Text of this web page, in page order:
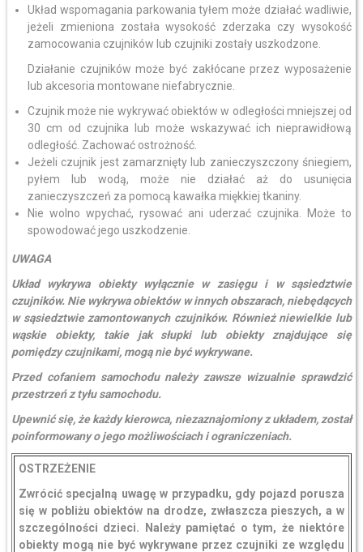
Układ wspomagania parkowania tyłem może działać wadliwie,
jeżeli zmieniona została wysokość zderzaka czy wysokość
zamocowania czujników lub czujniki zostały uszkodzone.
Działanie czujników może być zakłócane przez wyposażenie
lub akcesoria montowane niefabrycznie.
Czujnik może nie wykrywać obiektów w odległości mniejszej od
30 cm od czujnika lub może wskazywać ich nieprawidłową
odległość. Zachować ostrożność.
Jeżeli czujnik jest zamarznięty lub zanieczyszczony śniegiem,
pyłem lub wodą, może nie działać aż do usunięcia
zanieczyszczeń za pomocą kawałka miękkiej tkaniny.
Nie wolno wpychać, rysować ani uderzać czujnika. Może to
spowodować jego uszkodzenie.
UWAGA
Układ wykrywa obiekty wyłącznie w zasięgu i w sąsiedztwie
czujników. Nie wykrywa obiektów w innych obszarach, niebędących
w sąsiedztwie zamontowanych czujników. Również niewielkie lub
wąskie obiekty, takie jak słupki lub obiekty znajdujące się
pomiędzy czujnikami, mogą nie być wykrywane.
Przed cofaniem samochodu należy zawsze wizualnie sprawdzić
przestrzeń z tyłu samochodu.
Upewnić się, że każdy kierowca, niezaznajomiony z układem, został
poinformowany o jego możliwościach i ograniczeniach.
OSTRZEŻENIE
Zwrócić specjalną uwagę w przypadku, gdy pojazd porusza
się w pobliżu obiektów na drodze, zwłaszcza pieszych, a w
szczególności dzieci. Należy pamiętać o tym, że niektóre
obiekty mogą nie być wykrywane przez czujniki ze względu